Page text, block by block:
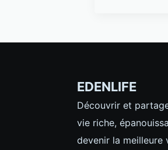
EDENLIFE
Découvrir et
vie riche,
devenir la meilleure